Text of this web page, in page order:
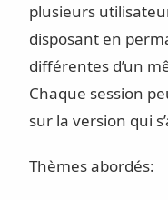
plusieurs
disposant en
différentes d’un
Chaque session
sur la version qui
Thèmes abordés: